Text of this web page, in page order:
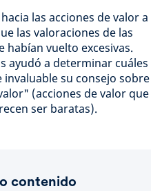
las acciones de valor a
las valoraciones de las
habían vuelto excesivas.
ayudó a determinar cuáles
su consejo sobre
(acciones de valor que
ser baratas).
contenido